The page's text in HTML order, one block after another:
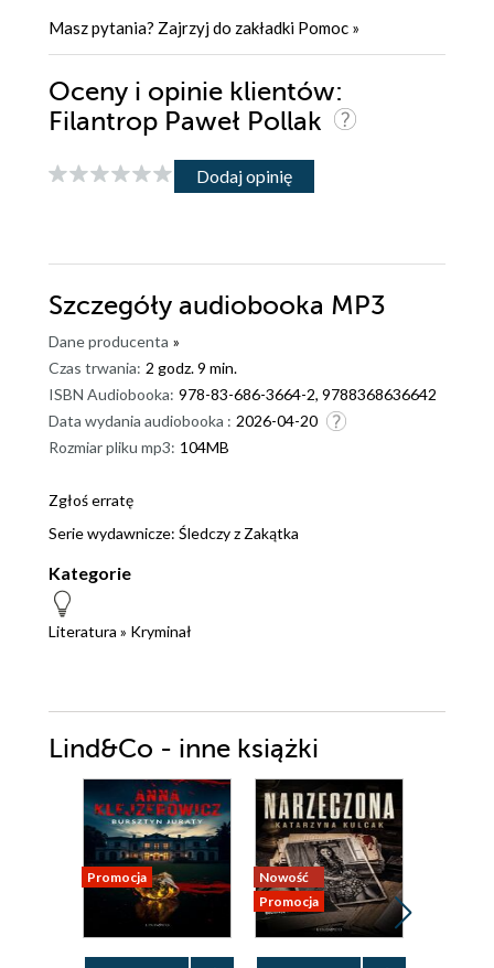
Masz pytania? Zajrzyj do zakładki Pomoc »
Oceny i opinie klientów:
Filantrop Paweł Pollak
Dodaj opinię
Szczegóły audiobooka MP3
Dane producenta »
Czas trwania: 2 godz. 9 min.
ISBN Audiobooka: 978-83-686-3664-2, 9788368636642
Data wydania audiobooka : 2026-04-20
Rozmiar pliku mp3: 104MB
Zgłoś erratę
Serie wydawnicze: Śledczy z Zakątka
Kategorie
Literatura » Kryminał
Lind&Co - inne książki
Promocja
Nowość
Promocja